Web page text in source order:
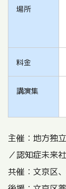
場所
料金
講演集
主催：地方独
／認知症未来
共催：文京区